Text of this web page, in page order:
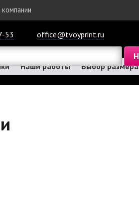
53
office@tvoyprint.ru
Наши работы Выбор размера